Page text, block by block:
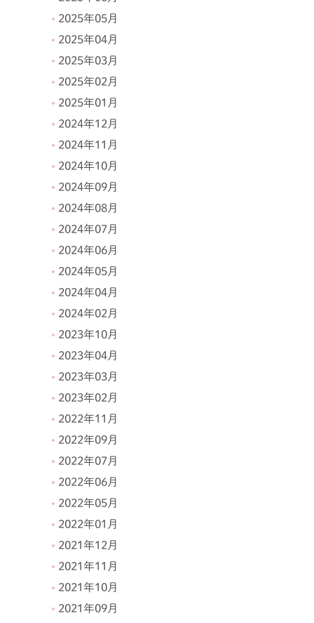
2025年05月
2025年04月
2025年03月
2025年02月
2025年01月
2024年12月
2024年11月
2024年10月
2024年09月
2024年08月
2024年07月
2024年06月
2024年05月
2024年04月
2024年02月
2023年10月
2023年04月
2023年03月
2023年02月
2022年11月
2022年09月
2022年07月
2022年06月
2022年05月
2022年01月
2021年12月
2021年11月
2021年10月
2021年09月